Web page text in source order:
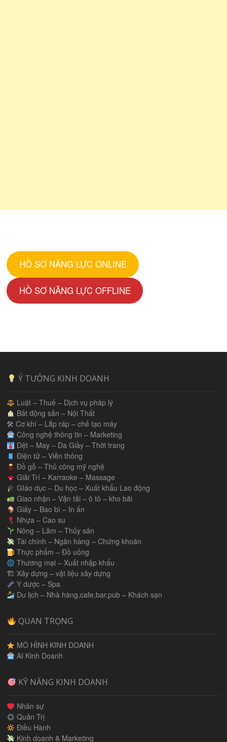
HỒ SƠ NĂNG LỰC ONLINE
HỒ SƠ NĂNG LỰC OFFLINE
Ý TƯỞNG KINH DOANH
Luật – Thuế – Dịch vụ pháp lý
Bất động sản – Nội Thất
🛠 Cơ khí – Lắp ráp – chế tạo máy
Công nghệ thông tin – Marketing
Dệt – May – Da Giầy – Thời trang
Điện tử – Viễn thông
Đồ gỗ – Thủ công mỹ nghệ
Giải Trí – Karraoke – Massage
GIáo dục – Du học – Xuất khẩu Lao động
Giao nhận – Vận tải – ô tô – kho bãi
Giấy – Bao bì – In ấn
Nhựa – Cao su
Nông – Lâm – Thủy sản
Tài chính – Ngân hàng – Chứng khoán
Thực phẩm – Đồ uống
Thương mại – Xuất nhập khẩu
🏗 Xây dựng – vật liệu xây dựng
Y dược – Spa
Du lịch – Nhà hàng,cafe,bar,pub – Khách sạn
QUAN TRỌNG
MÔ HÌNH KINH DOANH
AI Kinh Doanh
KỸ NĂNG KINH DOANH
Nhân sự
Quản Trị
Điều Hành
Kinh doanh & Marketing